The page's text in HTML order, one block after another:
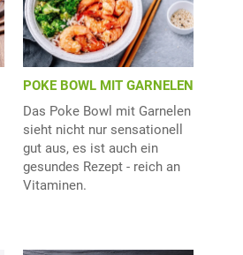
POKE BOWL MIT GARNELEN
Das Poke Bowl mit Garnelen
sieht nicht nur sensationell
gut aus, es ist auch ein
gesundes Rezept - reich an
Vitaminen.